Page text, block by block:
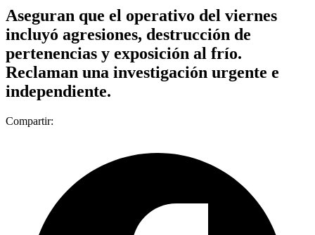
Aseguran que el operativo del viernes
incluyó agresiones, destrucción de
pertenencias y exposición al frío.
Reclaman una investigación urgente e
independiente.
Compartir: